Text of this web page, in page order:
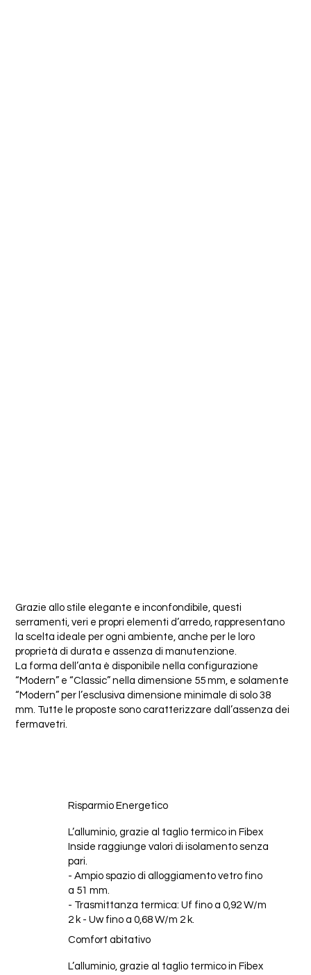
Grazie allo stile elegante e inconfondibile, questi
serramenti, veri e propri elementi d’arredo, rappresentano
la scelta ideale per ogni ambiente, anche per le loro
proprietà di durata e assenza di manutenzione.
La forma dell’anta è disponibile nella configurazione
“Modern” e “Classic” nella dimensione 55 mm, e solamente
“Modern” per l’esclusiva dimensione minimale di solo 38
mm. Tutte le proposte sono caratterizzare dall’assenza dei
fermavetri.
Risparmio Energetico
L’alluminio, grazie al taglio termico in Fibex
Comfort abitativo
L’alluminio, grazie al taglio termico in Fibex
Inside raggiunge valori di isolamento senza
pari.
- Ampio spazio di alloggiamento vetro fino
a 51 mm.
- Trasmittanza termica: Uf fino a 0,92 W/m
2 k - Uw fino a 0,68 W/m 2 k.